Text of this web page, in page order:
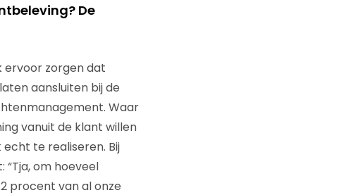
De
ervoor zorgen dat
aansluiten bij de
Waar
vanuit de klant willen
te realiseren. Bij
om hoeveel
procent van al onze